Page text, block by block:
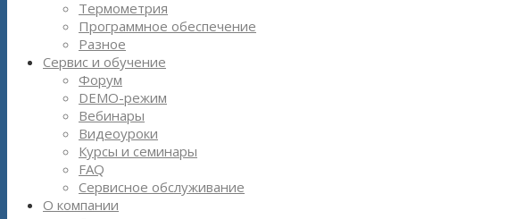
Термометрия
Программное обеспечение
Разное
Сервис и обучение
Форум
DEMO-режим
Вебинары
Видеоуроки
Курсы и семинары
FAQ
Сервисное обслуживание
О компании